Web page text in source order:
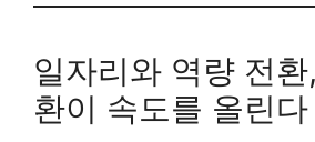
일자리와 역량 전
환이 속도를 올린다